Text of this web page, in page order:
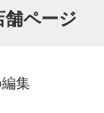
舗ページ
集